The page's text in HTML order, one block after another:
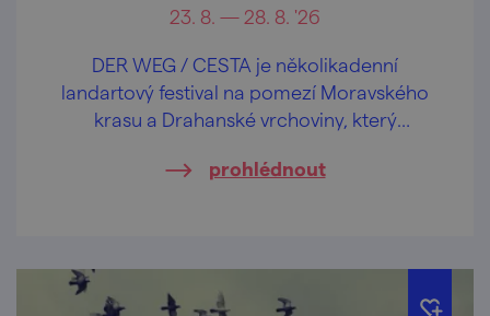
23. 8. — 28. 8. '26
DER WEG / CESTA je několikadenní
landartový festival na pomezí Moravského
krasu a Drahanské vrchoviny, který
středověkých vesnic. Návštěvníky čekají
prohlédnout